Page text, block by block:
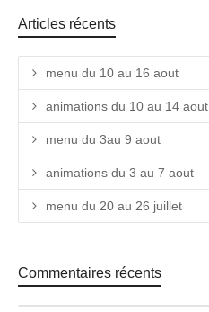
Articles récents
menu du 10 au 16 aout
animations du 10 au 14 aout
menu du 3au 9 aout
animations du 3 au 7 aout
menu du 20 au 26 juillet
Commentaires récents